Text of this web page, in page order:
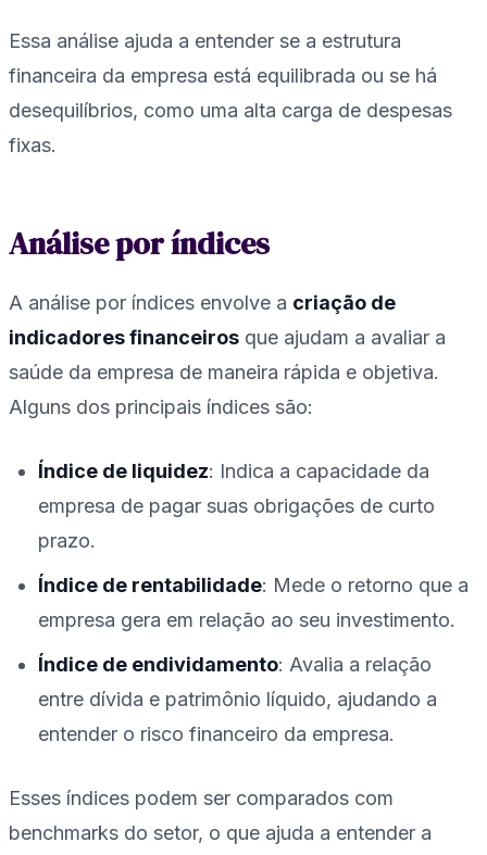
Essa análise ajuda a entender se a estrutura
financeira da empresa está equilibrada ou se há
desequilíbrios, como uma alta carga de despesas
fixas.
Análise por índices
A análise por índices envolve a criação de
indicadores financeiros que ajudam a avaliar a
saúde da empresa de maneira rápida e objetiva.
Alguns dos principais índices são:
Índice de liquidez: Indica a capacidade da
empresa de pagar suas obrigações de curto
prazo.
Índice de rentabilidade: Mede o retorno que a
empresa gera em relação ao seu investimento.
Índice de endividamento: Avalia a relação
entre dívida e patrimônio líquido, ajudando a
entender o risco financeiro da empresa.
Esses índices podem ser comparados com
benchmarks do setor, o que ajuda a entender a